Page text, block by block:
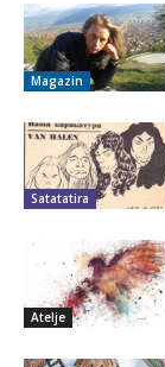
Magazin
Satatatira
Atelje